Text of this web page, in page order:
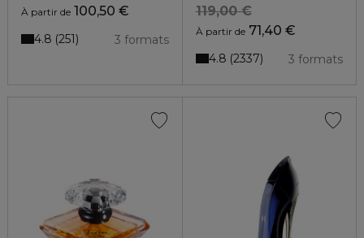
À partir de 100,50 €
3 formats
4.8 251
À partir de71,40 €
119,00 €
3 formats
4.8 2337